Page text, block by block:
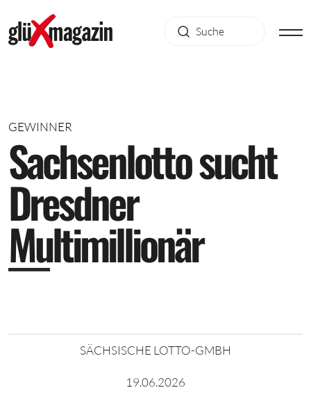
GEWINNER
Sachsenlottosucht
Dresdner
Multimillionär
SÄCHSISCHE LOTTO-GMBH
19.06.2026